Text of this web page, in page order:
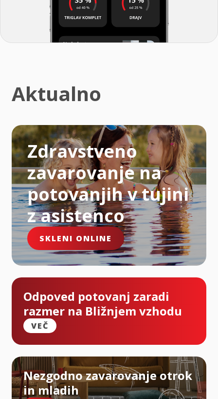
Aktualno
Zdravstveno
zavarovanje na
potovanjih v tujini
z asistenco
SKLENI ONLINE
Odpoved potovanj zaradi
razmer na Bližnjem vzhodu
VEČ
Nezgodno zavarovanje otrok
in mladih